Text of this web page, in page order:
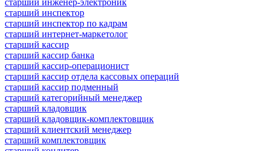
старший инспектор
старший инспектор по кадрам
старший интернет-маркетолог
старший кассир
старший кассир банка
старший кассир-операционист
старший кассир отдела кассовых операций
старший кассир подменный
старший категорийный менеджер
старший кладовщик
старший кладовщик-комплектовщик
старший клиентский менеджер
старший комплектовщик